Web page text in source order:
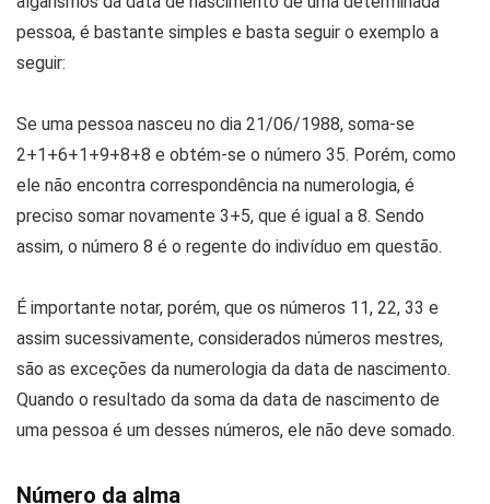
pessoa, é bastante simples e basta seguir o exemplo a
seguir:
Se uma pessoa nasceu no dia 21/06/1988, soma-se
2+1+6+1+9+8+8 e obtém-se o número 35. Porém, como
ele não encontra correspondência na numerologia, é
preciso somar novamente 3+5, que é igual a 8. Sendo
assim, o número 8 é o regente do indivíduo em questão.
É importante notar, porém, que os números 11, 22, 33 e
assim sucessivamente, considerados números mestres,
são as exceções da numerologia da data de nascimento.
Quando o resultado da soma da data de nascimento de
uma pessoa é um desses números, ele não deve somado.
Número da alma